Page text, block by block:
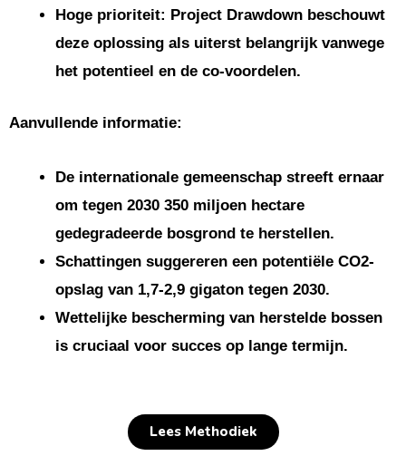
Hoge prioriteit: Project Drawdown beschouwt
deze oplossing als uiterst belangrijk vanwege
het potentieel en de co-voordelen.
Aanvullende informatie:
De internationale gemeenschap streeft ernaar
om tegen 2030 350 miljoen hectare
gedegradeerde bosgrond te herstellen.
Schattingen suggereren een potentiële CO2-
opslag van 1,7-2,9 gigaton tegen 2030.
Wettelijke bescherming van herstelde bossen
is cruciaal voor succes op lange termijn.
Lees Methodiek